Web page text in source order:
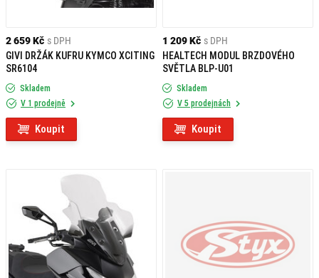
2 659 Kč s DPH
GIVI DRŽÁK KUFRU KYMCO XCITING
SR6104
Skladem
V 1 prodejně
Koupit
1 209 Kč s DPH
HEALTECH MODUL BRZDOVÉHO
SVĚTLA BLP-U01
Skladem
V 5 prodejnách
Koupit